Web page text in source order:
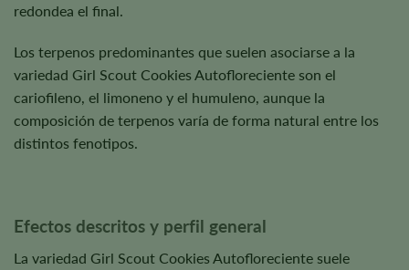
redondea el final.
Los terpenos predominantes que suelen asociarse a la
variedad Girl Scout Cookies Autofloreciente son el
cariofileno, el limoneno y el humuleno, aunque la
composición de terpenos varía de forma natural entre los
distintos fenotipos.
Efectos descritos y perfil general
La variedad Girl Scout Cookies Autofloreciente suele